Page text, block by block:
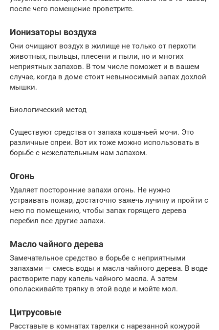
после чего помещение проветрите.
Ионизаторы воздуха
Они очищают воздух в жилище не только от перхоти
животных, пыльцы, плесени и пыли, но и многих
неприятных запахов. В том числе поможет и в вашем
случае, когда в доме стоит невыносимый запах дохлой
мышки.
Биологический метод
Существуют средства от запаха кошачьей мочи. Это
различные спреи. Вот их тоже можно использовать в
борьбе с нежелательным нам запахом.
Огонь
Удаляет посторонние запахи огонь. Не нужно
устраивать пожар, достаточно зажечь лучину и пройти с
нею по помещению, чтобы запах горящего дерева
перебил все другие запахи.
Масло чайного дерева
Замечательное средство в борьбе с неприятными
запахами — смесь воды и масла чайного дерева. В воде
растворите пару капель чайного масла. А затем
ополаскивайте тряпку в этой воде и мойте мол.
Цитрусовые
Расставьте в комнатах тарелки с нарезанной кожурой